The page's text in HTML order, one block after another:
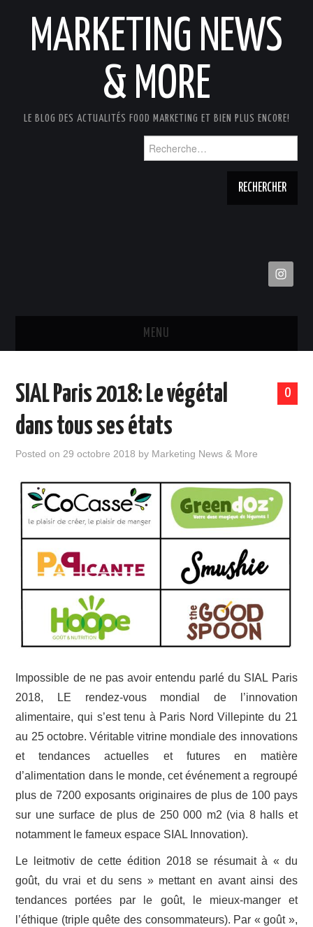
MARKETING NEWS
& MORE
LE BLOG DES ACTUALITÉS FOOD MARKETING ET BIEN PLUS ENCORE!
MENU
DISTRIBUTION
INTERNATIONAL
0
SIAL Paris 2018: Le végétal
dans tous ses états
Posted on 29 octobre 2018 by Marketing News & More
Impossible de ne pas avoir entendu parlé du SIAL Paris
2018, LE rendez-vous mondial de l’innovation
alimentaire, qui s’est tenu à Paris Nord Villepinte du 21
au 25 octobre. Véritable vitrine mondiale des innovations
et tendances actuelles et futures en matière
d’alimentation dans le monde, cet événement a regroupé
plus de 7200 exposants originaires de plus de 100 pays
sur une surface de plus de 250 000 m2 (via 8 halls et
notamment le fameux espace SIAL Innovation).
Le leitmotiv de cette édition 2018 se résumait à « du
goût, du vrai et du sens » mettant en avant ainsi des
tendances portées par le goût, le mieux-manger et
l’éthique (triple quête des consommateurs). Par « goût »,